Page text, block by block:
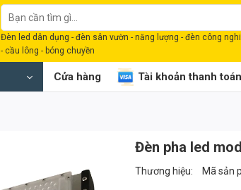
Tìm
kiếm:
Đèn led dân dụng - đèn sân vườn - năng lượng - đèn công
- cầu lông - bóng chuyền
Cửa hàng Tài khoản thanh toán
Đèn pha led
Thương hiệu: Mã sản